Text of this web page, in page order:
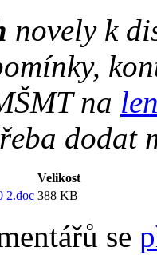
novely k
na
dodat
Velikost
2.doc 388 KB
se